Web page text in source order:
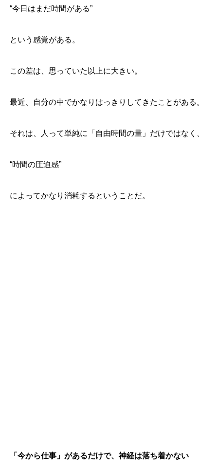
“今日はまだ時間がある”
という感覚がある。
この差は、思っていた以上に大きい。
最近、自分の中でかなりはっきりしてきたことがある。
それは、人って単純に「自由時間の量」だけではなく、
“時間の圧迫感”
によってかなり消耗するということだ。
「今から仕事」があるだけで、神経は落ち着かない